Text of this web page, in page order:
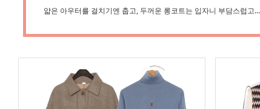
얇은 아우터를 걸치기엔 춥고, 두꺼운 롱코트는 입자니 부담스럽고